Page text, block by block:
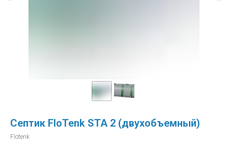
Септик FloTenk STA 2 (двухобъемный)
Flotenk